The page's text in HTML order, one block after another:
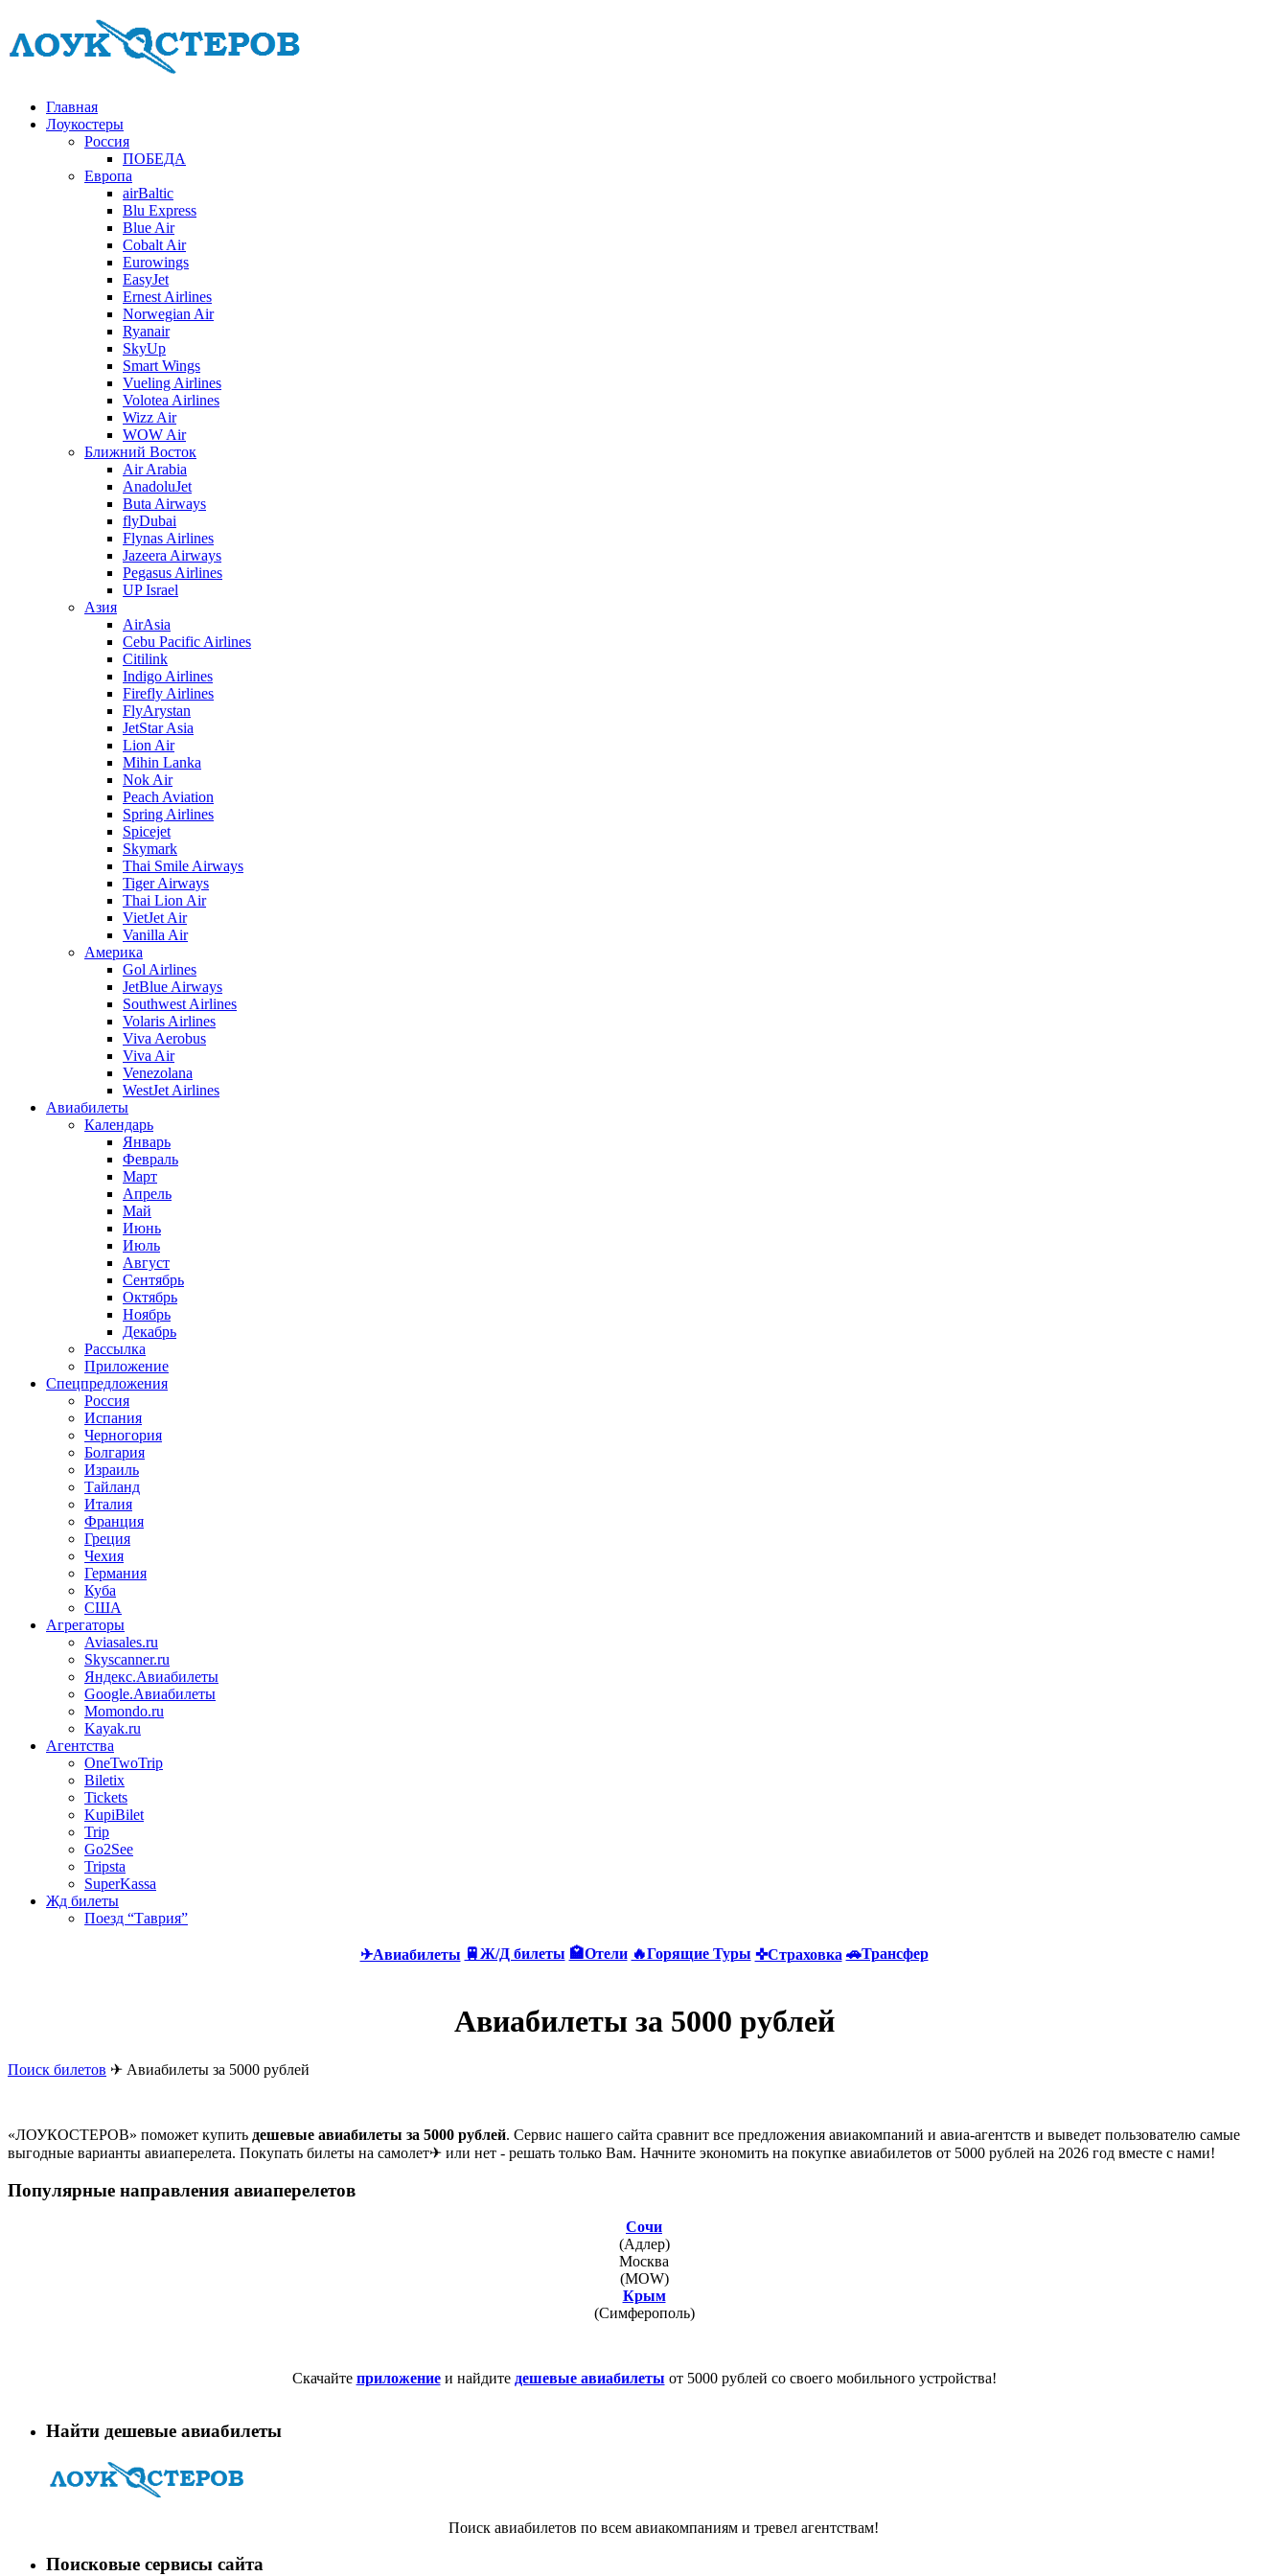
Главная
Лоукостеры
Россия
ПОБЕДА
Европа
airBaltic
Blu Express
Blue Air
Cobalt Air
Eurowings
EasyJet
Ernest Airlines
Norwegian Air
Ryanair
SkyUp
Smart Wings
Vueling Airlines
Volotea Airlines
Wizz Air
WOW Air
Ближний Восток
Air Arabia
AnadoluJet
Buta Airways
flyDubai
Flynas Airlines
Jazeera Airways
Pegasus Airlines
UP Israel
Азия
AirAsia
Cebu Pacific Airlines
Citilink
Indigo Airlines
Firefly Airlines
FlyArystan
JetStar Asia
Lion Air
Mihin Lanka
Nok Air
Peach Aviation
Spring Airlines
Spicejet
Skymark
Thai Smile Airways
Tiger Airways
Thai Lion Air
VietJet Air
Vanilla Air
Америка
Gol Airlines
JetBlue Airways
Southwest Airlines
Volaris Airlines
Viva Aerobus
Viva Air
Venezolana
WestJet Airlines
Авиабилеты
Календарь
Январь
Февраль
Март
Апрель
Май
Июнь
Июль
Август
Сентябрь
Октябрь
Ноябрь
Декабрь
Рассылка
Приложение
Спецпредложения
Россия
Испания
Черногория
Болгария
Израиль
Тайланд
Италия
Франция
Греция
Чехия
Германия
Куба
США
Агрегаторы
Aviasales.ru
Skyscanner.ru
Яндекс.Авиабилеты
Google.Авиабилеты
Momondo.ru
Kayak.ru
Агентства
OneTwoTrip
Biletix
Tickets
KupiBilet
Trip
Go2See
Tripsta
SuperKassa
Жд билеты
Поезд “Таврия”
✈Авиабилеты 🚆Ж/Д билеты 🏩Отели 🔥Горящие Туры ✜Страховка 🚗Трансфер
Авиабилеты за 5000 рублей
Поиск билетов ✈ Авиабилеты за 5000 рублей
«ЛОУКОСТЕРОВ» поможет купить дешевые авиабилеты за 5000 рублей. Сервис нашего сайта сравнит все предложения авиакомпаний и авиа-агентств и выведет пользователю самые
выгодные варианты авиаперелета. Покупать билеты на самолет✈ или нет - решать только Вам. Начните экономить на покупке авиабилетов от 5000 рублей на 2026 год вместе с нами!
Популярные направления авиаперелетов
Сочи
(Адлер)
Москва
(MOW)
Крым
(Симферополь)
Скачайте приложениеи найдите дешевые авиабилеты от 5000 рублей со своего мобильного устройства!
Найти дешевые авиабилеты
Поиск авиабилетов по всем авиакомпаниям и тревел агентствам!
Поисковые сервисы сайта